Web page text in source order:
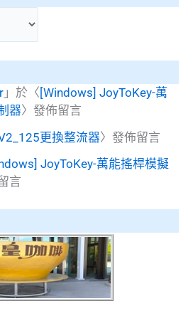
」於〈[Windows] JoyToKey-萬
器〉發佈留言
更換整流器〉發佈留言
JoyToKey-萬能搖桿模擬
言